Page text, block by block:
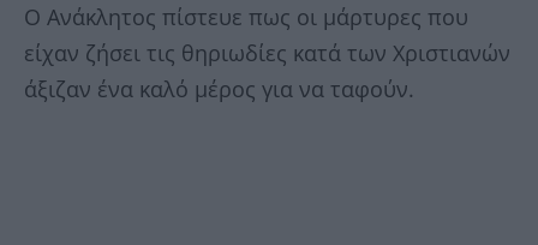
Ο Ανάκλητος πίστευε πως οι μάρτυρες που
είχαν ζήσει τις θηριωδίες κατά των Χριστιανών
άξιζαν ένα καλό μέρος για να ταφούν.